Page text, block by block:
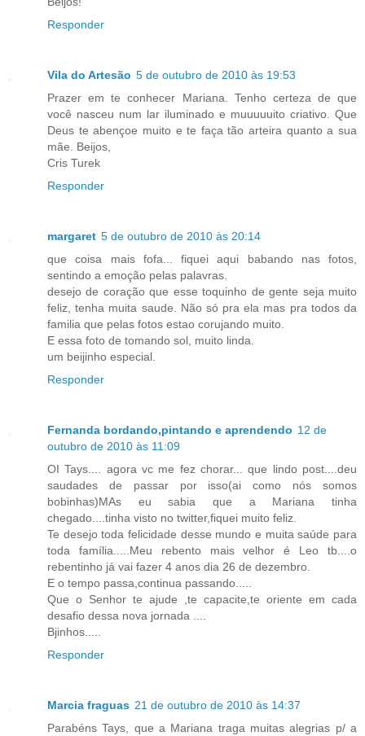
Responder
Vila do Artesão 5 de outubro de 2010 às 19:53
Prazer em te conhecer Mariana. Tenho certeza de que
você nasceu num lar iluminado e muuuuuito criativo. Que
Deus te abençoe muito e te faça tão arteira quanto a sua
mãe. Beijos,
Cris Turek
Responder
margaret 5 de outubro de 2010 às 20:14
que coisa mais fofa... fiquei aqui babando nas fotos,
sentindo a emoção pelas palavras.
desejo de coração que esse toquinho de gente seja muito
feliz, tenha muita saude. Não só pra ela mas pra todos da
familia que pelas fotos estao corujando muito.
E essa foto de tomando sol, muito linda.
um beijinho especial.
Responder
Fernanda bordando,pintando e aprendendo 12 de
outubro de 2010 às 11:09
OI Tays.... agora vc me fez chorar... que lindo post....deu
saudades de passar por isso(ai como nós somos
bobinhas)MAs eu sabia que a Mariana tinha
chegado....tinha visto no twitter,fiquei muito feliz.
Te desejo toda felicidade desse mundo e muita saúde para
toda família.....Meu rebento mais velhor é Leo tb....o
rebentinho já vai fazer 4 anos dia 26 de dezembro.
E o tempo passa,continua passando.....
Que o Senhor te ajude ,te capacite,te oriente em cada
desafio dessa nova jornada ....
Bjinhos.....
Responder
Marcia fraguas 21 de outubro de 2010 às 14:37
Parabéns Tays, que a Mariana traga muitas alegrias p/ a